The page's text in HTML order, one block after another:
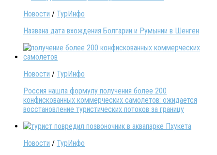
Новости / ТурИнфо
Названа дата вхождения Болгарии и Румынии в Шенген
Новости / ТурИнфо
Россия нашла формулу получения более 200
конфискованных коммерческих самолетов: ожидается
восстановление туристических потоков за границу
Новости / ТурИнфо